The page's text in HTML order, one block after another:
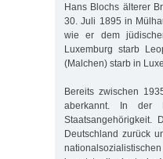
Hans Blochs älterer
30. Juli 1895 in
wie er dem
Luxemburg starb
(Malchen) starb in
Bereits zwischen
aberkannt. In der
Staatsangehörigkeit.
Deutschland zurück